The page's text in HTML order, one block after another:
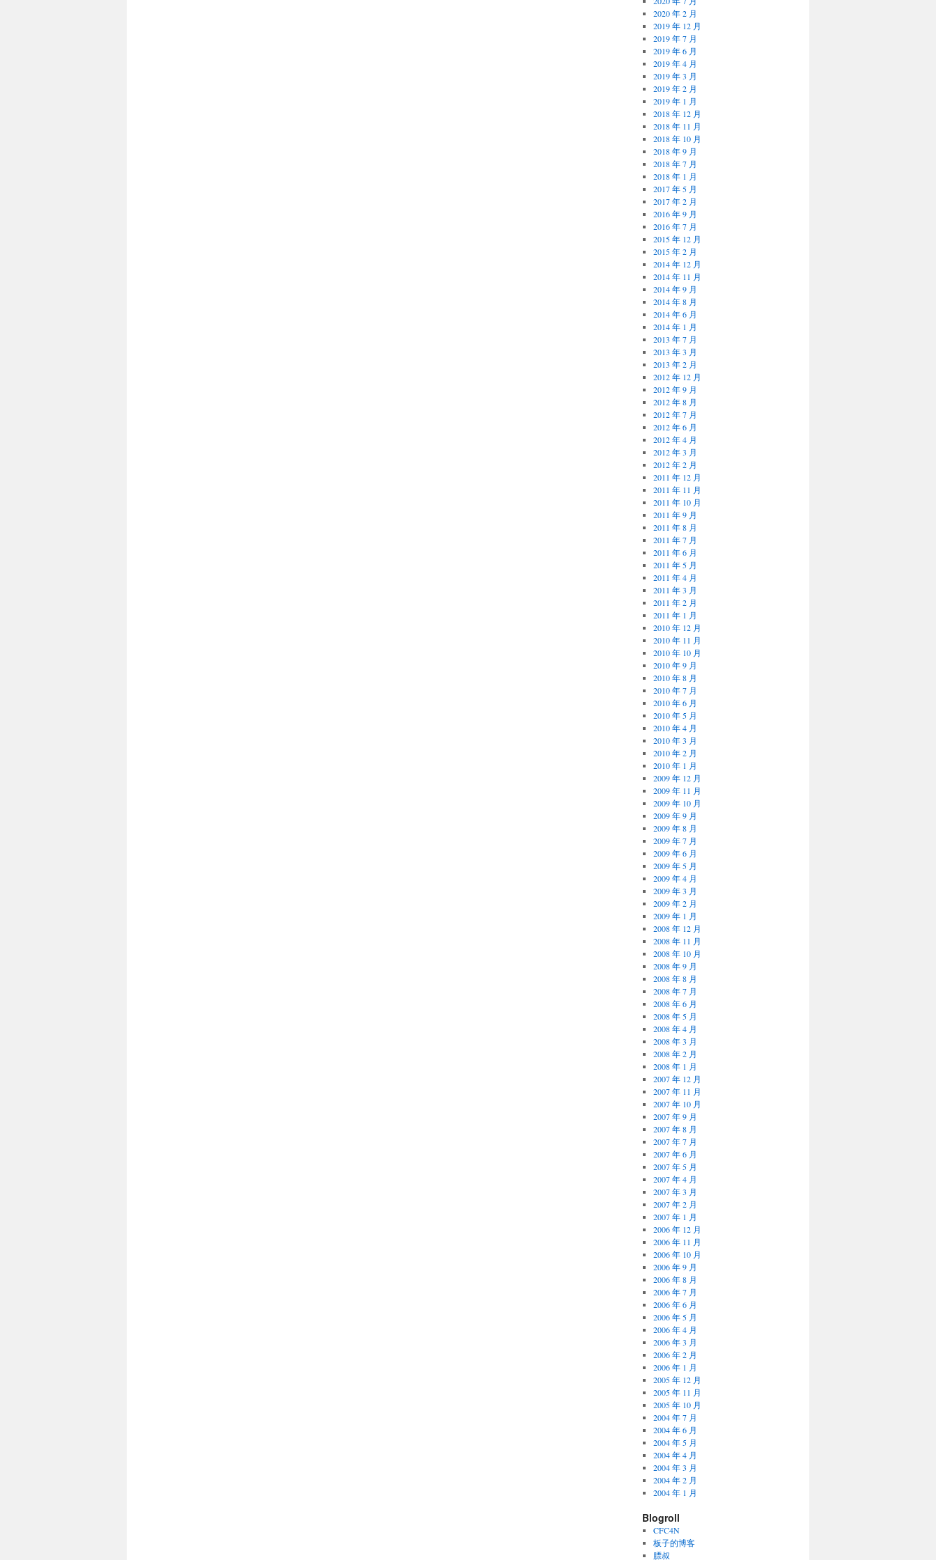
2020 年 2 月
2019 年 12 月
2019 年 7 月
2019 年 6 月
2019 年 4 月
2019 年 3 月
2019 年 2 月
2019 年 1 月
2018 年 12 月
2018 年 11 月
2018 年 10 月
2018 年 9 月
2018 年 7 月
2018 年 1 月
2017 年 5 月
2017 年 2 月
2016 年 9 月
2016 年 7 月
2015 年 12 月
2015 年 2 月
2014 年 12 月
2014 年 11 月
2014 年 9 月
2014 年 8 月
2014 年 6 月
2014 年 1 月
2013 年 7 月
2013 年 3 月
2013 年 2 月
2012 年 12 月
2012 年 9 月
2012 年 8 月
2012 年 7 月
2012 年 6 月
2012 年 4 月
2012 年 3 月
2012 年 2 月
2011 年 12 月
2011 年 11 月
2011 年 10 月
2011 年 9 月
2011 年 8 月
2011 年 7 月
2011 年 6 月
2011 年 5 月
2011 年 4 月
2011 年 3 月
2011 年 2 月
2011 年 1 月
2010 年 12 月
2010 年 11 月
2010 年 10 月
2010 年 9 月
2010 年 8 月
2010 年 7 月
2010 年 6 月
2010 年 5 月
2010 年 4 月
2010 年 3 月
2010 年 2 月
2010 年 1 月
2009 年 12 月
2009 年 11 月
2009 年 10 月
2009 年 9 月
2009 年 8 月
2009 年 7 月
2009 年 6 月
2009 年 5 月
2009 年 4 月
2009 年 3 月
2009 年 2 月
2009 年 1 月
2008 年 12 月
2008 年 11 月
2008 年 10 月
2008 年 9 月
2008 年 8 月
2008 年 7 月
2008 年 6 月
2008 年 5 月
2008 年 4 月
2008 年 3 月
2008 年 2 月
2008 年 1 月
2007 年 12 月
2007 年 11 月
2007 年 10 月
2007 年 9 月
2007 年 8 月
2007 年 7 月
2007 年 6 月
2007 年 5 月
2007 年 4 月
2007 年 3 月
2007 年 2 月
2007 年 1 月
2006 年 12 月
2006 年 11 月
2006 年 10 月
2006 年 9 月
2006 年 8 月
2006 年 7 月
2006 年 6 月
2006 年 5 月
2006 年 4 月
2006 年 3 月
2006 年 2 月
2006 年 1 月
2005 年 12 月
2005 年 11 月
2005 年 10 月
2004 年 7 月
2004 年 6 月
2004 年 5 月
2004 年 4 月
2004 年 3 月
2004 年 2 月
2004 年 1 月
Blogroll
CFC4N
板子的博客
膘叔